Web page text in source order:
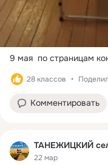
9 мая  по страницам
28 классов
Комментировать
22 мар